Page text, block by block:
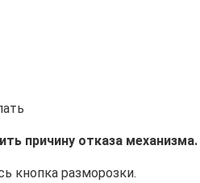
причину отказа механизма.
кнопка разморозки.